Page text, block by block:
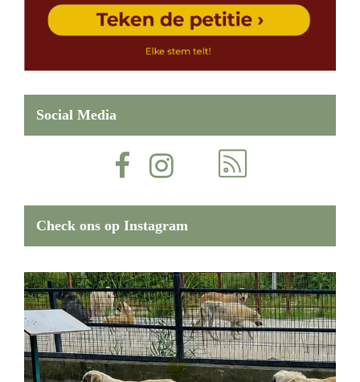
Social Media
Check ons op Instagram